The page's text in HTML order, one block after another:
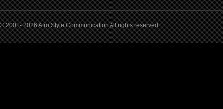
© 2001- 2026 Afro Style Communication All rights reserved.